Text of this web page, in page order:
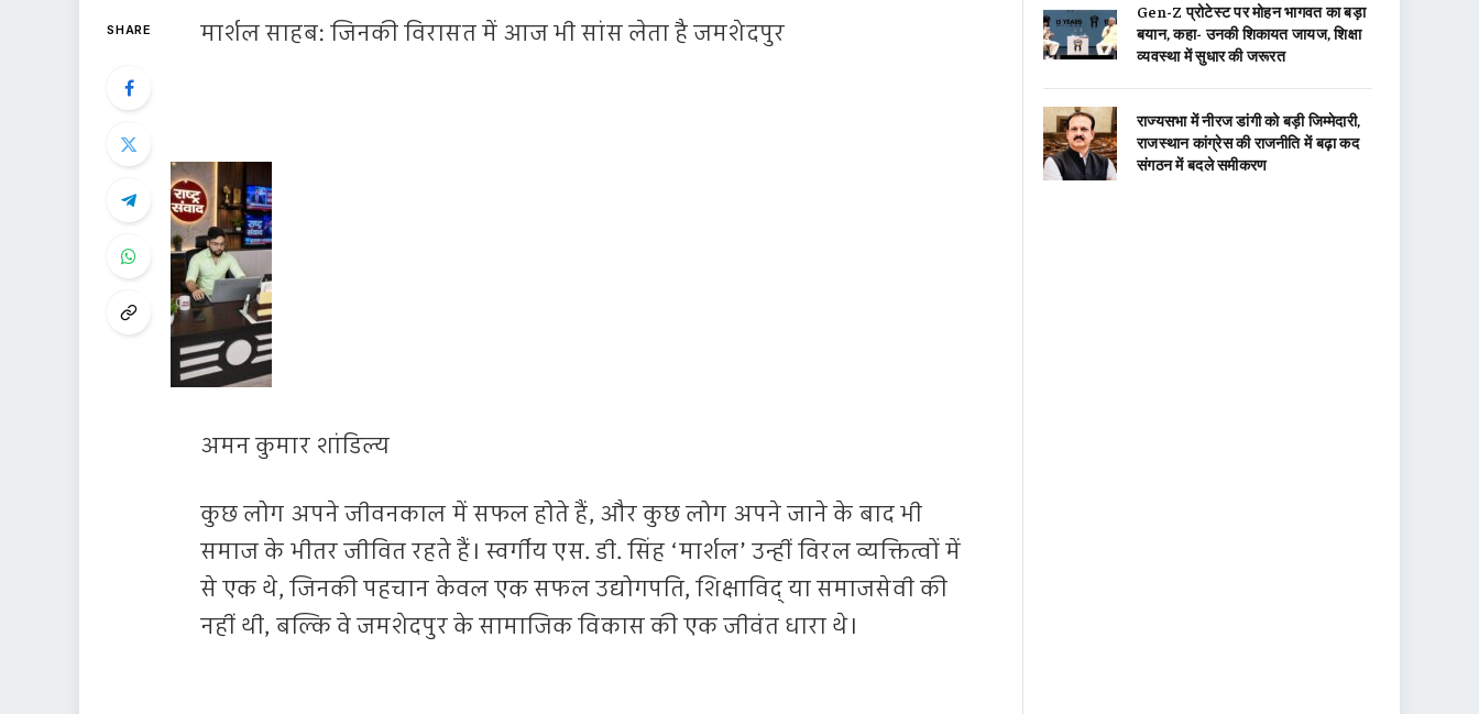
SHARE मार्शल साहब: जिनकी विरासत में आज भी सांस लेता है जमशेदपुर
अमन कुमार शांडिल्य
कुछ लोग अपने जीवनकाल में सफल होते हैं, और कुछ लोग अपने जाने के बाद भी
समाज के भीतर जीवित रहते हैं। स्वर्गीय एस. डी. सिंह ‘मार्शल’ उन्हीं विरल व्यक्तित्वों में
से एक थे, जिनकी पहचान केवल एक सफल उद्योगपति, शिक्षाविद् या समाजसेवी की
नहीं थी, बल्कि वे जमशेदपुर के सामाजिक विकास की एक जीवंत धारा थे।
Gen-Z प्रोटेस्ट पर मोहन भागवत का बड़ा
बयान, कहा- उनकी शिकायत जायज, शिक्षा
व्यवस्था में सुधार की जरूरत
राज्यसभा में नीरज डांगी को बड़ी जिम्मेदारी,
राजस्थान कांग्रेस की राजनीति में बढ़ा कद
संगठन में बदले समीकरण